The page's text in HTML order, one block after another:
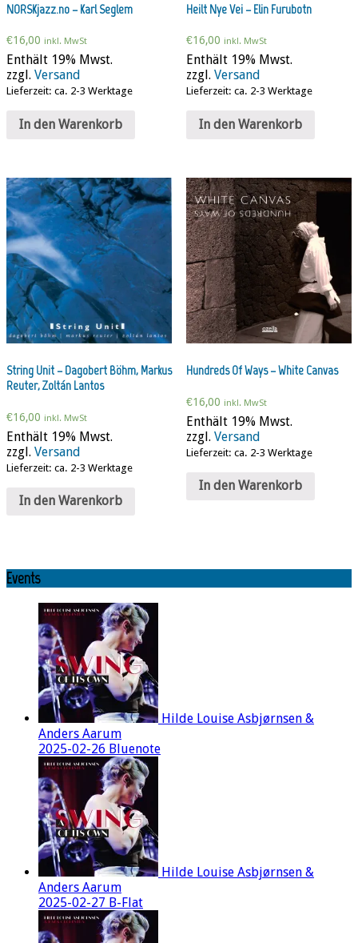
NORSKjazz.no – Karl Seglem
€16,00 inkl. MwSt
Enthält 19% Mwst.
zzgl. Versand
Lieferzeit: ca. 2-3 Werktage
In den Warenkorb
Heilt Nye Vei – Elin Furubotn
€16,00 inkl. MwSt
Enthält 19% Mwst.
zzgl. Versand
Lieferzeit: ca. 2-3 Werktage
In den Warenkorb
String Unit – Dagobert Böhm, Markus
Reuter, Zoltán Lantos
€16,00 inkl. MwSt
Enthält 19% Mwst.
zzgl. Versand
Lieferzeit: ca. 2-3 Werktage
In den Warenkorb
Hundreds Of Ways – White Canvas
€16,00 inkl. MwSt
Enthält 19% Mwst.
zzgl. Versand
Lieferzeit: ca. 2-3 Werktage
In den Warenkorb
Events
Hilde Louise Asbjørnsen &
Anders Aarum
2025-02-26 Bluenote
Hilde Louise Asbjørnsen &
Anders Aarum
2025-02-27 B-Flat